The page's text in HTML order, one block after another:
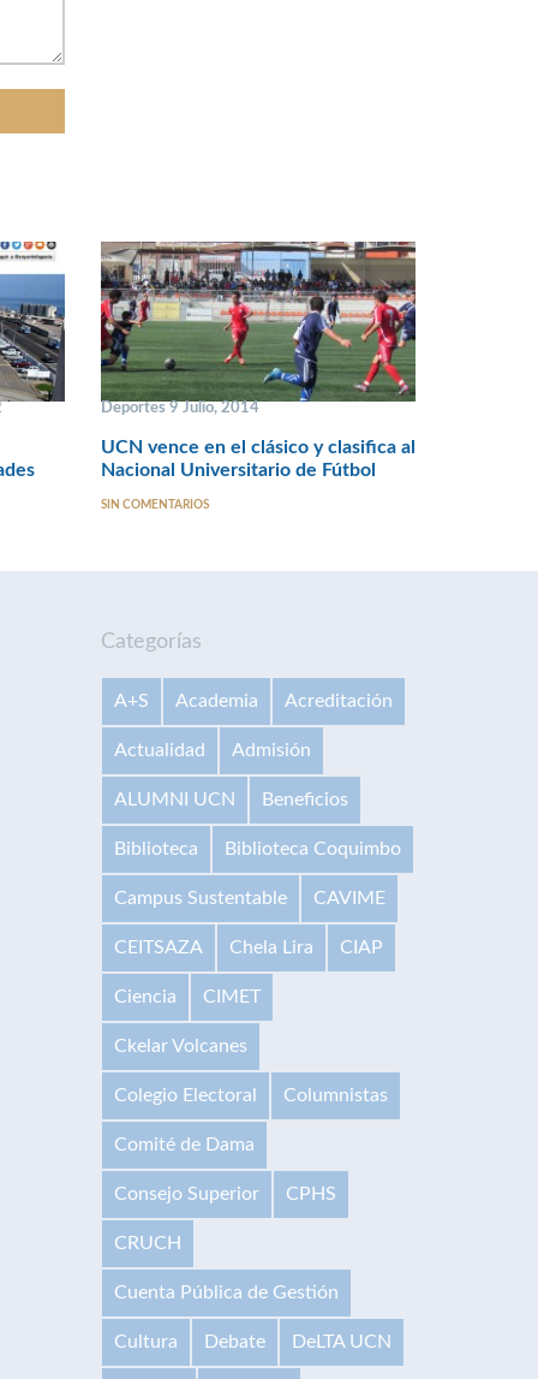
Deportes 9 Julio, 2014
UCN vence en el clásico y clasifica al
Nacional Universitario de Fútbol
SIN COMENTARIOS
Categorías
A+S Academia Acreditación
Actualidad Admisión
ALUMNI UCN Beneficios
Biblioteca Biblioteca Coquimbo
Campus Sustentable CAVIME
CEITSAZA Chela Lira CIAP
Ciencia CIMET
Ckelar Volcanes
Colegio Electoral Columnistas
Comité de Dama
Consejo Superior CPHS
CRUCH
Cuenta Pública de Gestión
Cultura Debate DeLTA UCN